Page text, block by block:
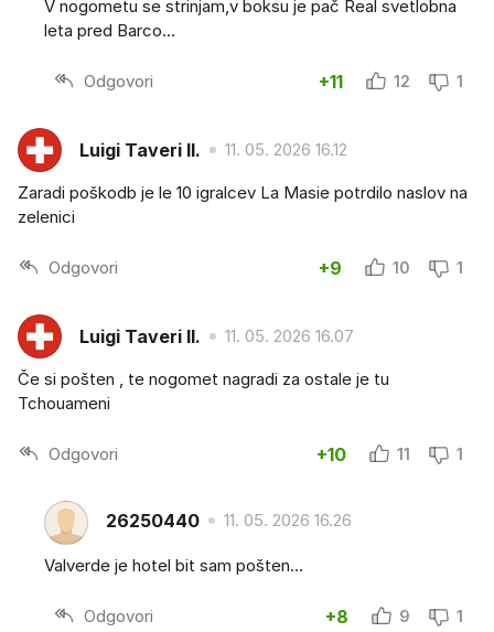
V nogometu se strinjam,v boksu je pač Real svetlobna
leta pred Barco...
Odgovori +11 12 1
Luigi Taveri II. 11. 05. 2026 16.12
Zaradi poškodb je le 10 igralcev La Masie potrdilo naslov na
zelenici
Odgovori +9 10 1
Luigi Taveri II. 11. 05. 2026 16.07
Če si pošten , te nogomet nagradi za ostale je tu
Tchouameni
Odgovori +10 11 1
26250440 11. 05. 2026 16.26
Valverde je hotel bit sam pošten...
Odgovori +8 9 1